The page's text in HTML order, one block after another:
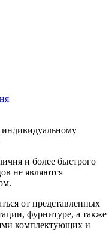
и более быстрого
не являются
от представленных
фурнитуре, а также
комплектующих и